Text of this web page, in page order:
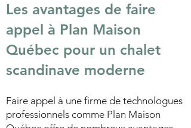
Les avantages de faire
appel à Plan Maison
Québec pour un chalet
scandinave moderne
Faire appel à une firme de technologues
professionnels comme Plan Maison